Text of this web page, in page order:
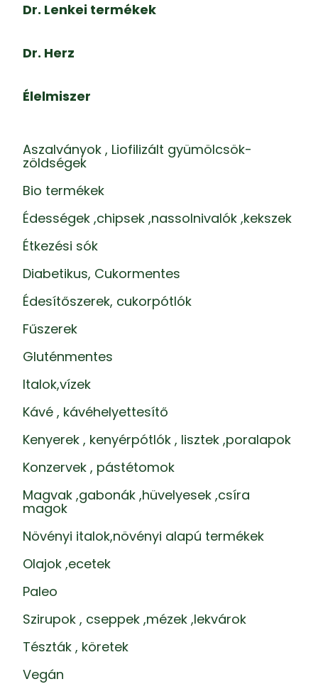
Dr. Lenkei termékek
Dr. Herz
Élelmiszer
Aszalványok , Liofilizált gyümölcsök-
zöldségek
Bio termékek
Édességek ,chipsek ,nassolnivalók ,kekszek
Étkezési sók
Diabetikus, Cukormentes
Édesítőszerek, cukorpótlók
Fűszerek
Gluténmentes
Italok,vízek
Kávé , kávéhelyettesítő
Kenyerek , kenyérpótlók , lisztek ,poralapok
Konzervek , pástétomok
Magvak ,gabonák ,hüvelyesek ,csíra
magok
Növényi italok,növényi alapú termékek
Olajok ,ecetek
Paleo
Szirupok , cseppek ,mézek ,lekvárok
Tészták , köretek
Vegán